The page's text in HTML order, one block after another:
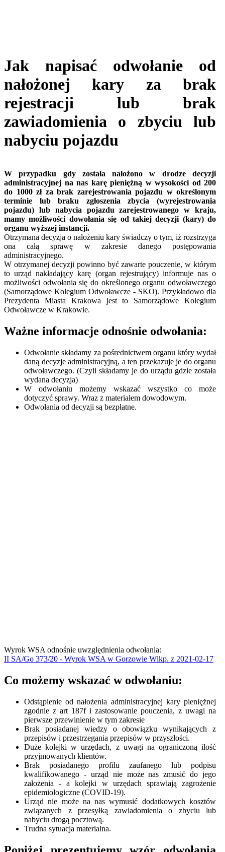
Jak napisać odwołanie od
nałożonej kary za brak
rejestracji lub brak
zawiadomienia o zbyciu lub
nabyciu pojazdu
W przypadku gdy została nałożono w drodze decyzji
administracyjnej na nas karę pieniężną w wysokości od 200
do 1000 zł za brak zarejestrowania pojazdu w określonym
terminie lub braku zgłoszenia zbycia (wyrejestrowania
pojazdu) lub nabycia pojazdu zarejestrowanego w kraju,
mamy możliwości dowołania się od takiej decyzji (kary) do
organu wyższej instancji.
Otrzymana decyzja o nałożeniu kary świadczy o tym, iż rozstrzyga
ona całą sprawę w zakresie danego postępowania
administracyjnego.
W otrzymanej decyzji powinno być zawarte pouczenie, w którym
to urząd nakładający karę (organ rejestrujący) informuje nas o
możliwości odwołania się do określonego organu odwoławczego
(Samorządowe Kolegium Odwoławcze - SKO). Przykładowo dla
Prezydenta Miasta Krakowa jest to Samorządowe Kolegium
Odwoławcze w Krakowie.
Ważne informacje odnośnie odwołania:
Odwołanie składamy za pośrednictwem organu który wydał
daną decyzje administracyjną, a ten przekazuje je do organu
odwoławczego. (Czyli składamy je do urządu gdzie została
wydana decyzja)
W odwołaniu możemy wskazać wszystko co może
dotyczyć sprawy. Wraz z materiałem dowodowym.
Odwołania od decyzji są bezpłatne.
Wyrok WSA odnośnie uwzględnienia odwołania:
II SA/Go 373/20 - Wyrok WSA w Gorzowie Wlkp. z 2021-02-17
Co możemy wskazać w odwołaniu:
Odstąpienie od nałożenia administracyjnej kary pieniężnej
zgodnie z art 187f i zastosowanie pouczenia, z uwagi na
pierwsze przewinienie w tym zakresie
Brak posiadanej wiedzy o obowiązku wynikających z
przepisów i przestrzegania przepisów w przyszłości.
Duże kolejki w urzędach, z uwagi na ograniczoną ilość
przyjmowanych klientów.
Brak posiadanego profilu zaufanego lub podpisu
kwalifikowanego - urząd nie może nas zmusić do jego
założenia - a kolejki w urzędach sprawiają zagrożenie
epidemiologiczne (COVID-19).
Urząd nie może na nas wymusić dodatkowych kosztów
związanych z przesyłką zawiadomienia o zbyciu lub
nabyciu drogą pocztową.
Trudna sytuacja materialna.